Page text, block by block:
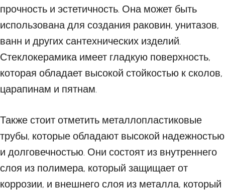
прочность и эстетичность. Она может быть
использована для создания раковин, унитазов,
ванн и других сантехнических изделий.
Стеклокерамика имеет гладкую поверхность,
которая обладает высокой стойкостью к сколов,
царапинам и пятнам.
Также стоит отметить металлопластиковые
трубы, которые обладают высокой надежностью
и долговечностью. Они состоят из внутреннего
слоя из полимера, который защищает от
коррозии, и внешнего слоя из металла, который